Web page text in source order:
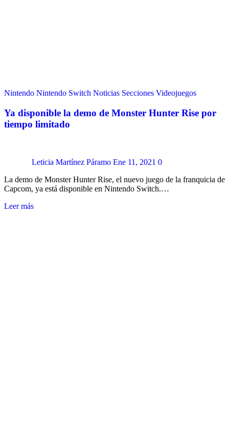
Nintendo Nintendo Switch Noticias Secciones Videojuegos
Ya disponible la demo de Monster Hunter Rise por
tiempo limitado
Leticia Martínez Páramo Ene 11, 2021 0
La demo de Monster Hunter Rise, el nuevo juego de la franquicia de
Capcom, ya está disponible en Nintendo Switch.…
Leer más